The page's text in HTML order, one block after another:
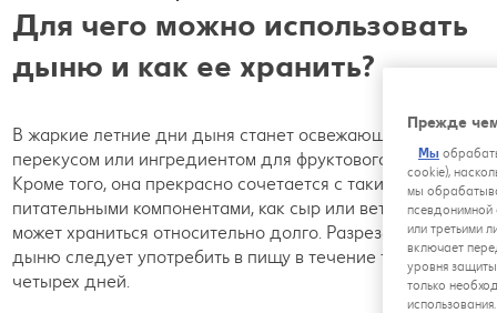
Для чего можно использовать
дыню и как ее хранить?
В жаркие летние дни дыня станет освежающим
перекусом или ингредиентом для фруктового салата.
Кроме того, она прекрасно сочетается с такими
питательными компонентами, как сыр или ветчина. Дыня
может храниться относительно долго. Разрезанную
дыню следует употребить в пищу в течение трех-
четырех дней.
Прежде
Мы
cookie),
мы
псевдонимной
или третьими
включает
уровня
только